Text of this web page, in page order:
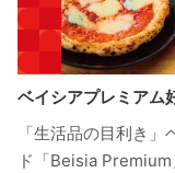
ベイシアプレミアム
「生活品の目利き
ド「Beisia Premium